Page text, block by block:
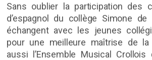
Sans oublier la participation des
d’espagnol du collège Simone de
échangent avec les jeunes
pour une meilleure maîtrise de la
aussi l’Ensemble Musical Crollois